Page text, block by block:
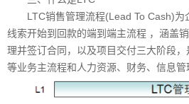
LTC销售管理流程(Lead To Cash)为
线索开始到回款的端到端主流程 ，涵盖
理并签订合同，以及项目交付三大阶段
等业务主流程和人力资源、财务、信息管